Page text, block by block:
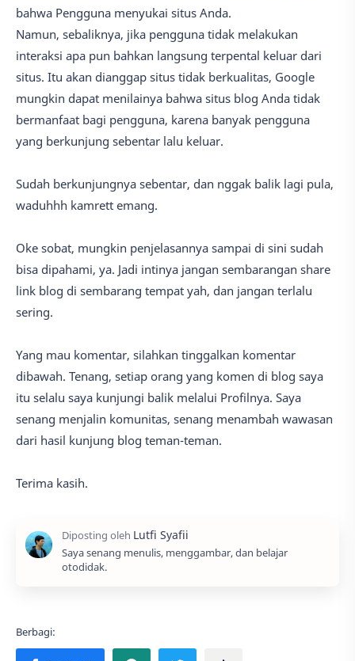
bahwa Pengguna menyukai situs Anda.
Namun, sebaliknya, jika pengguna tidak melakukan
interaksi apa pun bahkan langsung terpental keluar dari
situs. Itu akan dianggap situs tidak berkualitas, Google
mungkin dapat menilainya bahwa situs blog Anda tidak
bermanfaat bagi pengguna, karena banyak pengguna
yang berkunjung sebentar lalu keluar.
Sudah berkunjungnya sebentar, dan nggak balik lagi pula,
waduhhh kamrett emang.
Oke sobat, mungkin penjelasannya sampai di sini sudah
bisa dipahami, ya. Jadi intinya jangan sembarangan share
link blog di sembarang tempat yah, dan jangan terlalu
sering.
Yang mau komentar, silahkan tinggalkan komentar
dibawah. Tenang, setiap orang yang komen di blog saya
itu selalu saya kunjungi balik melalui Profilnya. Saya
senang menjalin komunitas, senang menambah wawasan
dari hasil kunjung blog teman-teman.
Terima kasih.
Saya senang menulis, menggambar, dan belajar
otodidak.